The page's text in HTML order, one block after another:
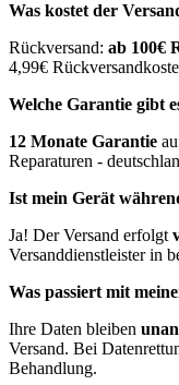
Was kostet der
Rückversand: ab 100€
4,99€
Welche Garantie gibt
12 Monate Garantie
Reparaturen -
Ist mein Gerät
Ja! Der Versand erfolgt
Versanddienstleister in
Was passiert mit
Ihre Daten bleiben
Versand. Bei
Behandlung.